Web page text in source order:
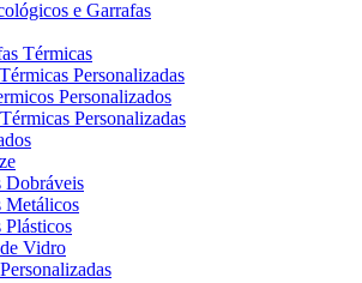
e Garrafas
Térmicas
Personalizadas
Personalizados
Personalizadas
Dobráveis
Metálicos
Plásticos
Vidro